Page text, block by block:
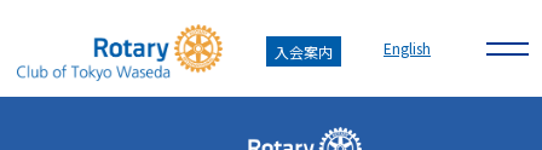
入会案内 English